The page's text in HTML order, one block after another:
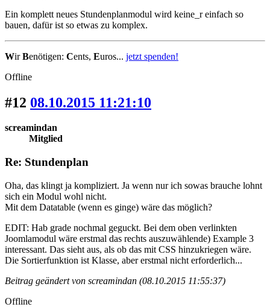
Ein komplett neues Stundenplanmodul wird keine_r einfach so
bauen, dafür ist so etwas zu komplex.
WirBenötigen: Cents, Euros... jetzt spenden!
Offline
#12 08.10.2015 11:21:10
screamindan
Mitglied
Re: Stundenplan
Oha, das klingt ja kompliziert. Ja wenn nur ich sowas brauche lohnt
sich ein Modul wohl nicht.
Mit dem Datatable (wenn es ginge) wäre das möglich?
EDIT: Hab grade nochmal geguckt. Bei dem oben verlinkten
Joomlamodul wäre erstmal das rechts auszuwählende) Example 3
interessant. Das sieht aus, als ob das mit CSS hinzukriegen wäre.
Die Sortierfunktion ist Klasse, aber erstmal nicht erforderlich...
Beitrag geändert von screamindan (08.10.2015 11:55:37)
Offline